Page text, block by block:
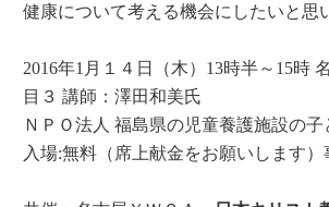
健康について考える機会にしたいと思
2016年1月１４日（木）13時半～15時
目３ 講師：澤田和美氏
ＮＰＯ法人 福島県の児童養護施設の
入場:無料（席上献金をお願いします